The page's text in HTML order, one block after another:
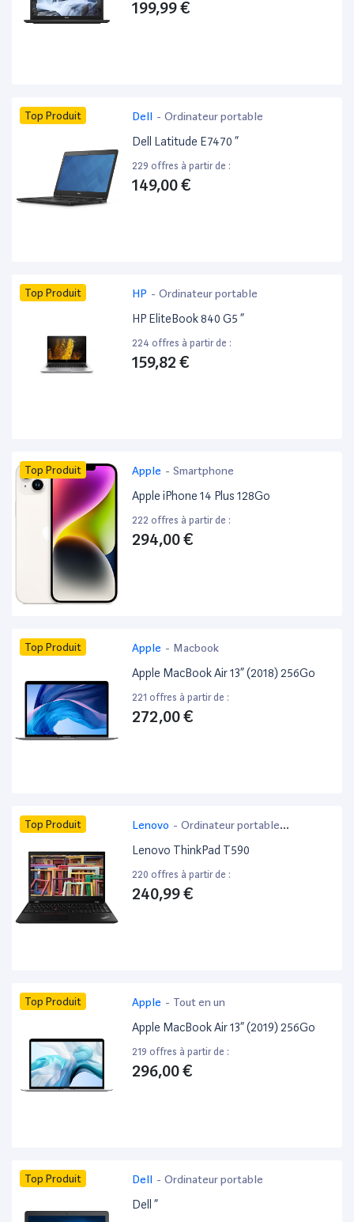
199,99 €
Top Produit Dell - Ordinateur portable
Dell Latitude E7470 ”
229 offres à partir de :
149,00 €
Top Produit HP - Ordinateur portable
HP EliteBook 840 G5 ”
224 offres à partir de :
159,82 €
Top Produit Apple - Smartphone
Apple iPhone 14 Plus 128Go
222 offres à partir de :
294,00 €
Top Produit Apple - Macbook
Apple MacBook Air 13” (2018) 256Go
221 offres à partir de :
272,00 €
Top Produit Lenovo - Ordinateur portable
bureautique
Lenovo ThinkPad T590
220 offres à partir de :
240,99 €
Top Produit Apple - Tout en un
Apple MacBook Air 13” (2019) 256Go
219 offres à partir de :
296,00 €
Top Produit Dell - Ordinateur portable
Dell ”